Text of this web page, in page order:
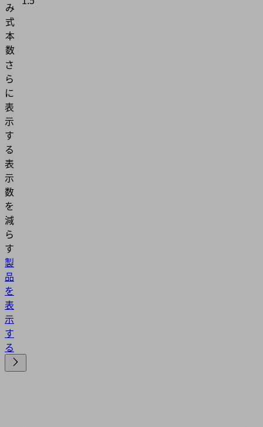
み
式
本
数
さ
ら
に
表
示
す
る
表
示
数
を
減
ら
す
製
品
を
表
示
す
る